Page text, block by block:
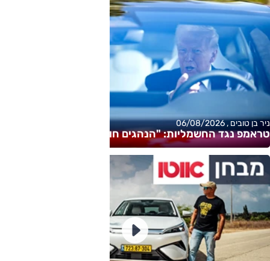
ניר בן טובים , 06/08/2026
טראמפ נגד החשמליות: "הנהגים חולים"